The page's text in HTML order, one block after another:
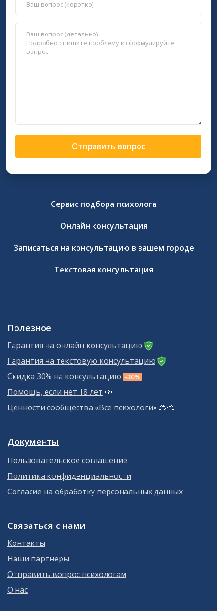
Отправить вопрос
Сервис подбора психолога
Онлайн консультация
Записаться на консультацию в вашем городе
Текстовая консультация
Полезное
Гарантия на онлайн консультацию
Гарантия на текстовую консультацию
Скидка 30% на консультацию -30%
Помощь, если нет 18 лет 🔞
Ценности сообщества «Все психологи» 🫱‍🫲
Документы
Пользовательское соглашение
Политика конфиденциальности
Согласие на обработку персональных данных
Связаться с нами
Контакты
Наши партнеры
Отправить вопрос психологам
О нас